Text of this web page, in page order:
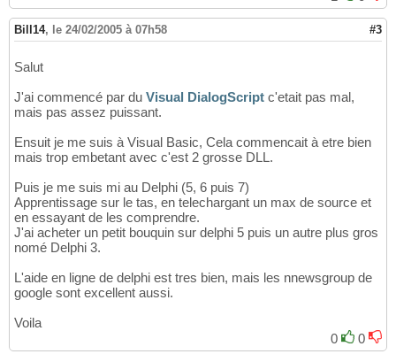
Bill14, le 24/02/2005 à 07h58 #3
Salut
J'ai commencé par du Visual DialogScript c'etait pas mal,
mais pas assez puissant.
Ensuit je me suis à Visual Basic, Cela commencait à etre bien
mais trop embetant avec c'est 2 grosse DLL.
Puis je me suis mi au Delphi (5, 6 puis 7)
Apprentissage sur le tas, en telechargant un max de source et
en essayant de les comprendre.
J'ai acheter un petit bouquin sur delphi 5 puis un autre plus gros
nomé Delphi 3.
L'aide en ligne de delphi est tres bien, mais les nnewsgroup de
google sont excellent aussi.
Voila
0
0